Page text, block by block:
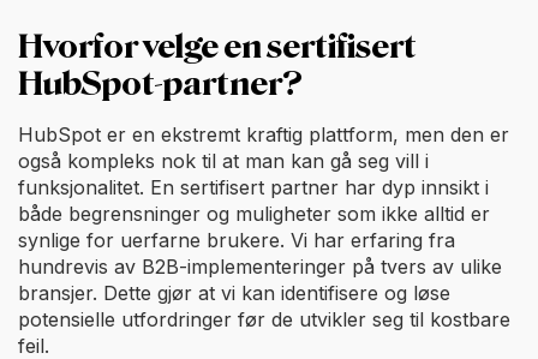
Hvorfor velge en sertifisert
HubSpot-partner?
HubSpot er en ekstremt kraftig plattform, men den er
også kompleks nok til at man kan gå seg vill i
funksjonalitet. En sertifisert partner har dyp innsikt i
både begrensninger og muligheter som ikke alltid er
synlige for uerfarne brukere. Vi har erfaring fra
hundrevis av B2B-implementeringer på tvers av ulike
bransjer. Dette gjør at vi kan identifisere og løse
potensielle utfordringer før de utvikler seg til kostbare
feil.